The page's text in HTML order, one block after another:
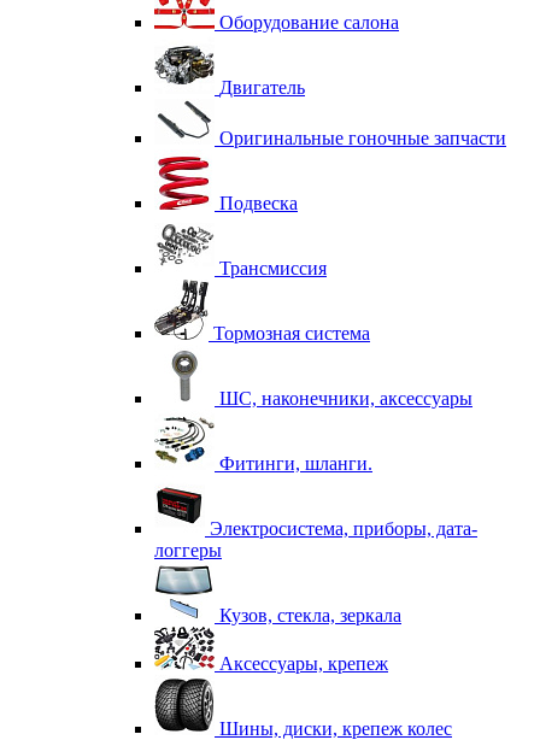
Оборудование салона
Двигатель
Оригинальные гоночные запчасти
Подвеска
Трансмиссия
Тормозная система
ШС, наконечники, аксессуары
Фитинги, шланги.
Электросистема, приборы, дата-
логгеры
Кузов, стекла, зеркала
Аксессуары, крепеж
Шины, диски, крепеж колес